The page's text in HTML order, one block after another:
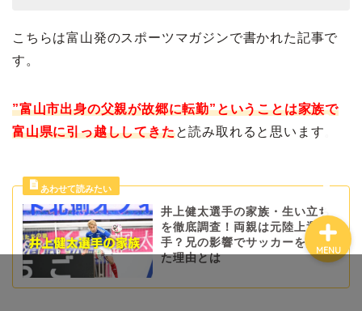
こちらは富山発のスポーツマガジンで書かれた記事で
す。
”富山市出身の父親が故郷に転勤”ということは家族で
富山県に引っ越ししてきたと読み取れると思います。
井上健太選手の家族・生い立ち
を徹底調査！両親は元陸上選
手？兄の影響でサッカーを始め
た理由とは
MENU
お問い合わせ